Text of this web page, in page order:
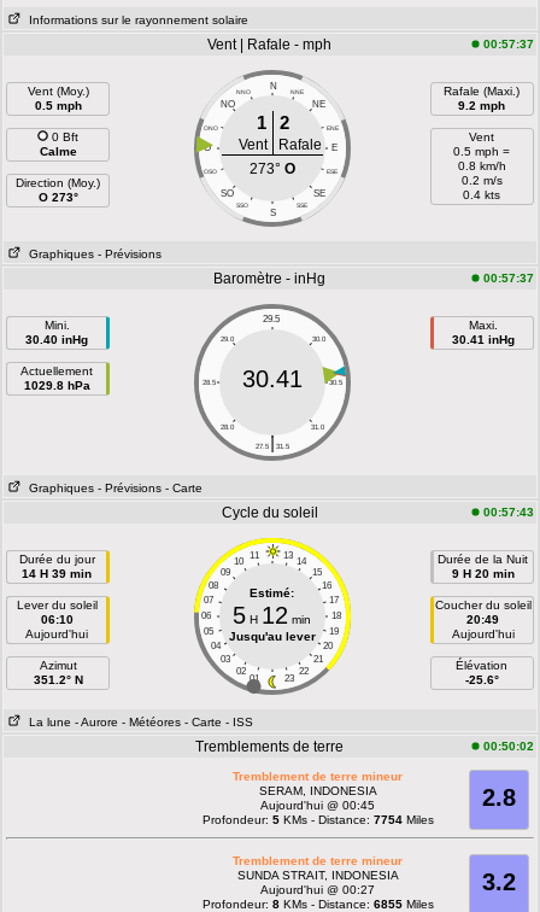
Informations sur le rayonnement solaire
Vent | Rafale - mph 00:57:37
Vent (Moy.)
0.5 mph
0 Bft
Calme
Direction (Moy.)
O 273°
N
NNO NNE
NO NE
ONO ENE
O E
OSO ESE
SO SE
SSO SSE
S
1 2
Vent
Rafale
273° O
Rafale (Maxi.)
9.2 mph
Vent
0.5 mph =
0.8 km/h
0.2 m/s
0.4 kts
Graphiques - Prévisions
Baromètre - inHg 00:57:37
Mini.
30.40 inHg
Actuellement
1029.8 hPa
29.5
29.0 30.0
28.5 30.5
28.0 31.0
|
27.5 31.5
30.41
Maxi.
30.41 inHg
Graphiques - Prévisions - Carte
Cycle du soleil 00:57:43
Durée du jour
14 H 39 min
Lever du soleil
06:10
Aujourd'hui
Azimut
351.2° N
11 13
10
14
09
15
08
16
07
17
06
18
05
19
04
20
03
21
02
22
01 23
Estimé:
5 H 12 min
Jusqu'au lever
Durée de la Nuit
9 H 20 min
Coucher du soleil
20:49
Aujourd'hui
Élévation
-25.6°
La lune - Aurore - Météores - Carte - ISS
Tremblements de terre 00:50:02
2.8
Tremblement de terre mineur
SERAM, INDONESIA
Aujourd'hui @ 00:45
Profondeur: 5KMs - Distance: 7754Miles
3.2
Tremblement de terre mineur
SUNDA STRAIT, INDONESIA
Aujourd'hui @ 00:27
Profondeur: 8KMs - Distance: 6855Miles